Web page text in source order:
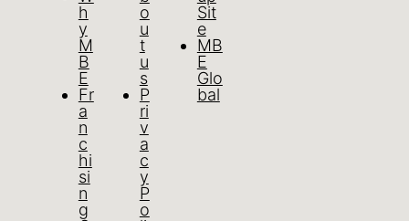
h
y
M
B
E
Fr
a
n
c
hi
si
n
g
o
u
t
u
s
P
ri
v
a
c
y
P
o
Sit
e
MB
E
Glo
bal